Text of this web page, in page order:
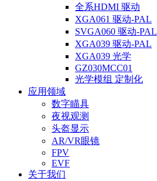
全系HDMI 驱动
XGA061 驱动-PAL
SVGA060 驱动-PAL
XGA039 驱动-PAL
XGA039 光学
GZ030MCC01
光学模组 定制化
应用领域
数字瞄具
夜视观测
头盔显示
AR/VR眼镜
FPV
EVF
关于我们